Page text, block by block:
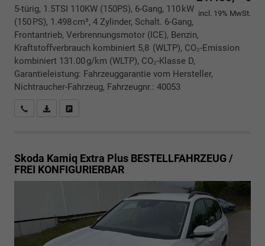
incl. 19% MwSt.
5-türig, 1.5TSI 110KW (150PS), 6-Gang, 110 kW
(150 PS), 1.498 cm³, 4 Zylinder, Schalt. 6-Gang,
Frontantrieb, Verbrennungsmotor (ICE), Benzin,
Kraftstoffverbrauch kombiniert 5,8 (WLTP), CO₂-Emission
kombiniert 131.00 g/km (WLTP), CO₂-Klasse D,
Garantieleistung: Fahrzeuggarantie vom Hersteller,
Nichtraucher-Fahrzeug, Fahrzeugnr.: 40053
Rückrufbitte absenden
PDF-Datei, Fahrzeugexposé drucken
Skoda Kamiq Extra Plus BESTELLFAHRZEUG /
FREI KONFIGURIERBAR